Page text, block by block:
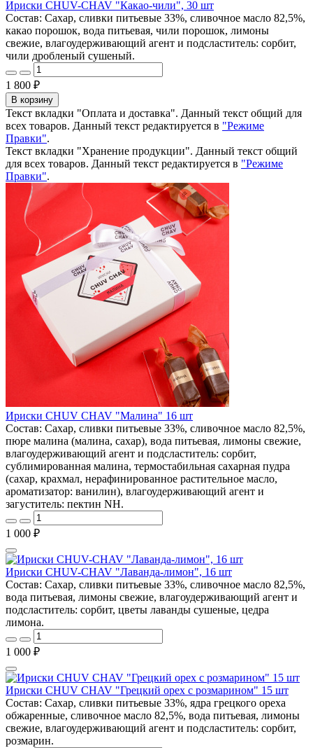
Ириски CHUV-CHAV "Какао-чили", 30 шт
Состав: Сахар, сливки питьевые 33%, сливочное масло 82,5%,
какао порошок, вода питьевая, чили порошок, лимоны
свежие, влагоудерживающий агент и подсластитель: сорбит,
чили дробленый сушеный.
1 800 ₽
В корзину
Текст вкладки "Оплата и доставка". Данный текст общий для
всех товаров. Данный текст редактируется в "Режиме
Правки".
Текст вкладки "Хранение продукции". Данный текст общий
для всех товаров. Данный текст редактируется в "Режиме
Правки".
Ириски CHUV CHAV "Малина" 16 шт
Состав: Сахар, сливки питьевые 33%, сливочное масло 82,5%,
пюре малина (малина, сахар), вода питьевая, лимоны свежие,
влагоудерживающий агент и подсластитель: сорбит,
сублимированная малина, термостабильная сахарная пудра
(сахар, крахмал, нерафинированное растительное масло,
ароматизатор: ванилин), влагоудерживающий агент и
загуститель: пектин NH.
1 000 ₽
Ириски CHUV-CHAV "Лаванда-лимон", 16 шт
Состав: Сахар, сливки питьевые 33%, сливочное масло 82,5%,
вода питьевая, лимоны свежие, влагоудерживающий агент и
подсластитель: сорбит, цветы лаванды сушеные, цедра
лимона.
1 000 ₽
Ириски CHUV CHAV "Грецкий орех с розмарином" 15 шт
Состав: Сахар, сливки питьевые 33%, ядра грецкого ореха
обжаренные, сливочное масло 82,5%, вода питьевая, лимоны
свежие, влагоудерживающий агент и подсластитель: сорбит,
розмарин.